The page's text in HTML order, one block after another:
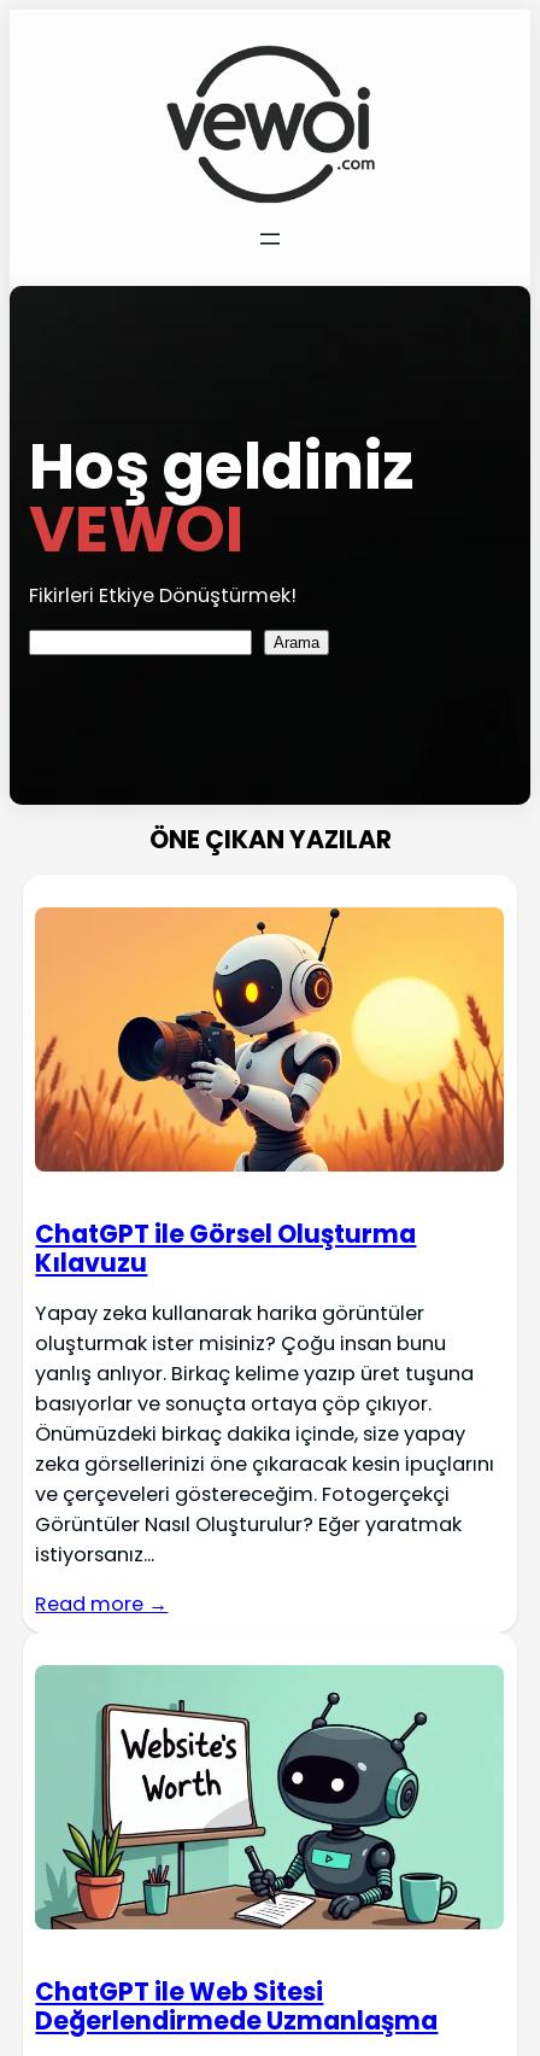
Hoş geldiniz
VEWOI
Fikirleri Etkiye Dönüştürmek!
Arama
ÖNE ÇIKAN YAZILAR
ChatGPT ile Görsel Oluşturma
Kılavuzu
Yapay zeka kullanarak harika görüntüler
oluşturmak ister misiniz? Çoğu insan bunu
yanlış anlıyor. Birkaç kelime yazıp üret tuşuna
basıyorlar ve sonuçta ortaya çöp çıkıyor.
Önümüzdeki birkaç dakika içinde, size yapay
zeka görsellerinizi öne çıkaracak kesin ipuçlarını
ve çerçeveleri göstereceğim. Fotogerçekçi
Görüntüler Nasıl Oluşturulur? Eğer yaratmak
istiyorsanız...
Read more →
ChatGPT ile Web Sitesi
Değerlendirmede Uzmanlaşma